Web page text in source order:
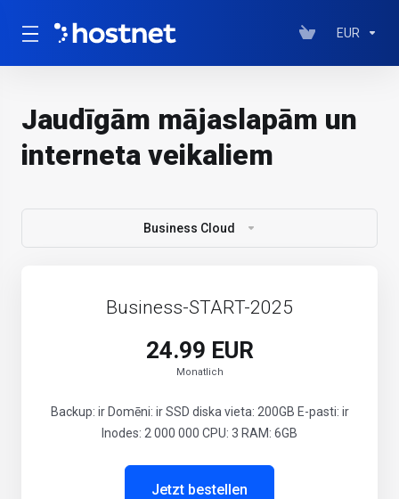
EUR
Jaudīgām mājaslapām un
interneta veikaliem
Business Cloud
Business-START-2025
24.99 EUR
Monatlich
Backup: ir Domēni: ir SSD diska vieta: 200GB E-pasti: ir
Inodes: 2 000 000 CPU: 3 RAM: 6GB
Jetzt bestellen